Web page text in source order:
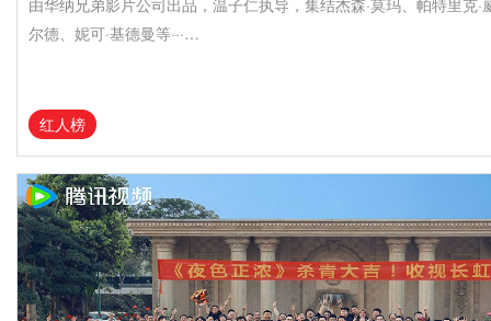
由华纳兄弟影片公司出品，温子仁执导，集结杰森·莫玛、帕特里克·
尔德、妮可·基德曼等···…
红人榜